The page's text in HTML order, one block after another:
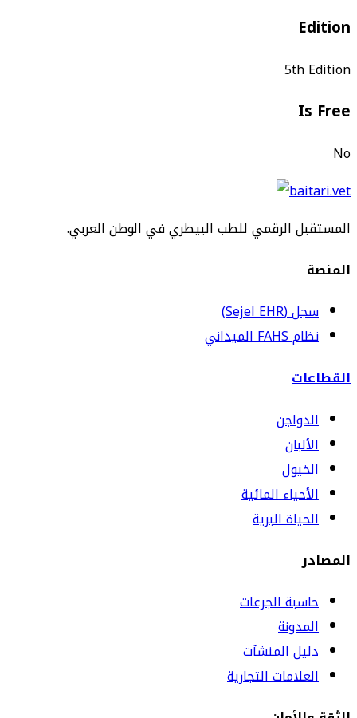
Edition
5th Edition
Is Free
No
المستقبل الرقمي للطب البيطري في الوطن العربي.
المنصة
سجل (Sejel EHR)
نظام FAHS الميداني
القطاعات
الدواجن
الألبان
الخيول
الأحياء المائية
الحياة البرية
المصادر
حاسبة الجرعات
المدونة
دليل المنشآت
العلامات التجارية